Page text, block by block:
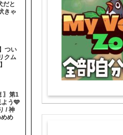
だと
きゃ
つい
クム
〗第1
よう🩵
/ 神
め